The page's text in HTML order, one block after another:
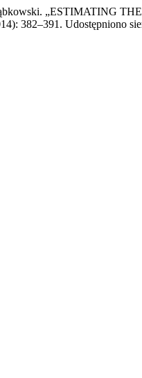
„ESTIMATING
382–391. Udostępniono